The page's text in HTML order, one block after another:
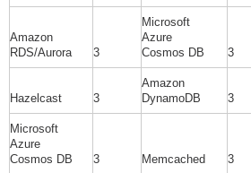
Amazon
RDS/Aurora
3
Microsoft
Azure
Cosmos DB
3
Hazelcast 3
Amazon
DynamoDB
3
Microsoft
Azure
Cosmos DB
3 Memcached 3